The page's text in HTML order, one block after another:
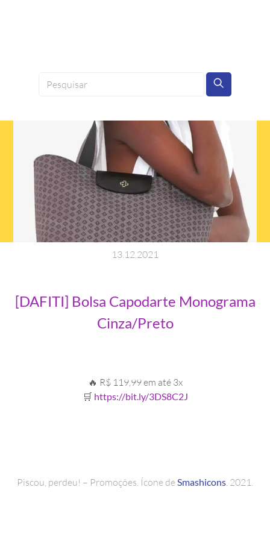
13 12 2021
[DAFITI] Bolsa Capodarte Monograma
Cinza/Preto
🔥 R$ 119,99 em até 3x
🛒 https://bit.ly/3DS8C2J
Piscou, perdeu! – Promoções. Ícone de Smashicons . 2021.